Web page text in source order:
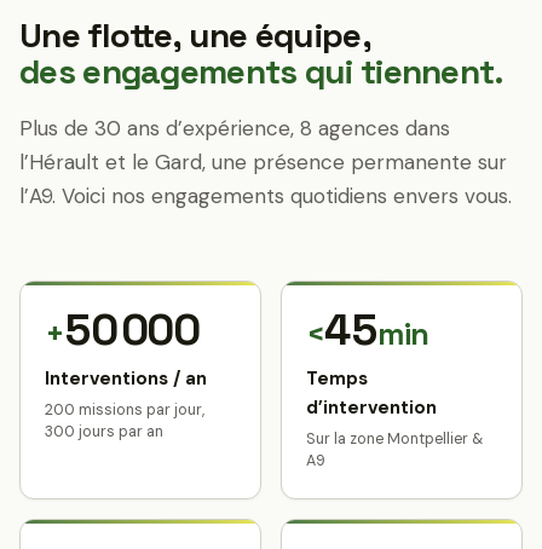
Une flotte, une équipe,
des engagements qui tiennent.
Plus de 30 ans d’expérience, 8 agences dans
l’Hérault et le Gard, une présence permanente sur
l’A9. Voici nos engagements quotidiens envers vous.
+50 000
Interventions / an
200 missions par jour,
300 jours par an
<45min
Temps
d’intervention
Sur la zone Montpellier &
A9